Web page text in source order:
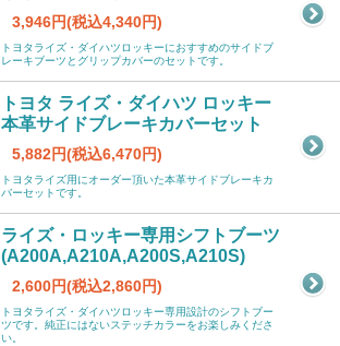
3,946円(税込4,340円)
トヨタライズ・ダイハツロッキーにおすすめのサイドブ
レーキブーツとグリップカバーのセットです。
トヨタ ライズ・ダイハツ ロッキー
本革サイドブレーキカバーセット
5,882円(税込6,470円)
トヨタライズ用にオーダー頂いた本革サイドブレーキカ
バーセットです。
ライズ・ロッキー専用シフトブーツ
(A200A,A210A,A200S,A210S)
2,600円(税込2,860円)
トヨタライズ・ダイハツロッキー専用設計のシフトブー
ツです。純正にはないステッチカラーをお楽しみくださ
い。